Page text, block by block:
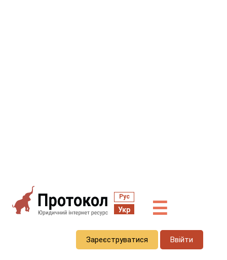
Рус
Укр ☰
Зареєструватися Ввійти